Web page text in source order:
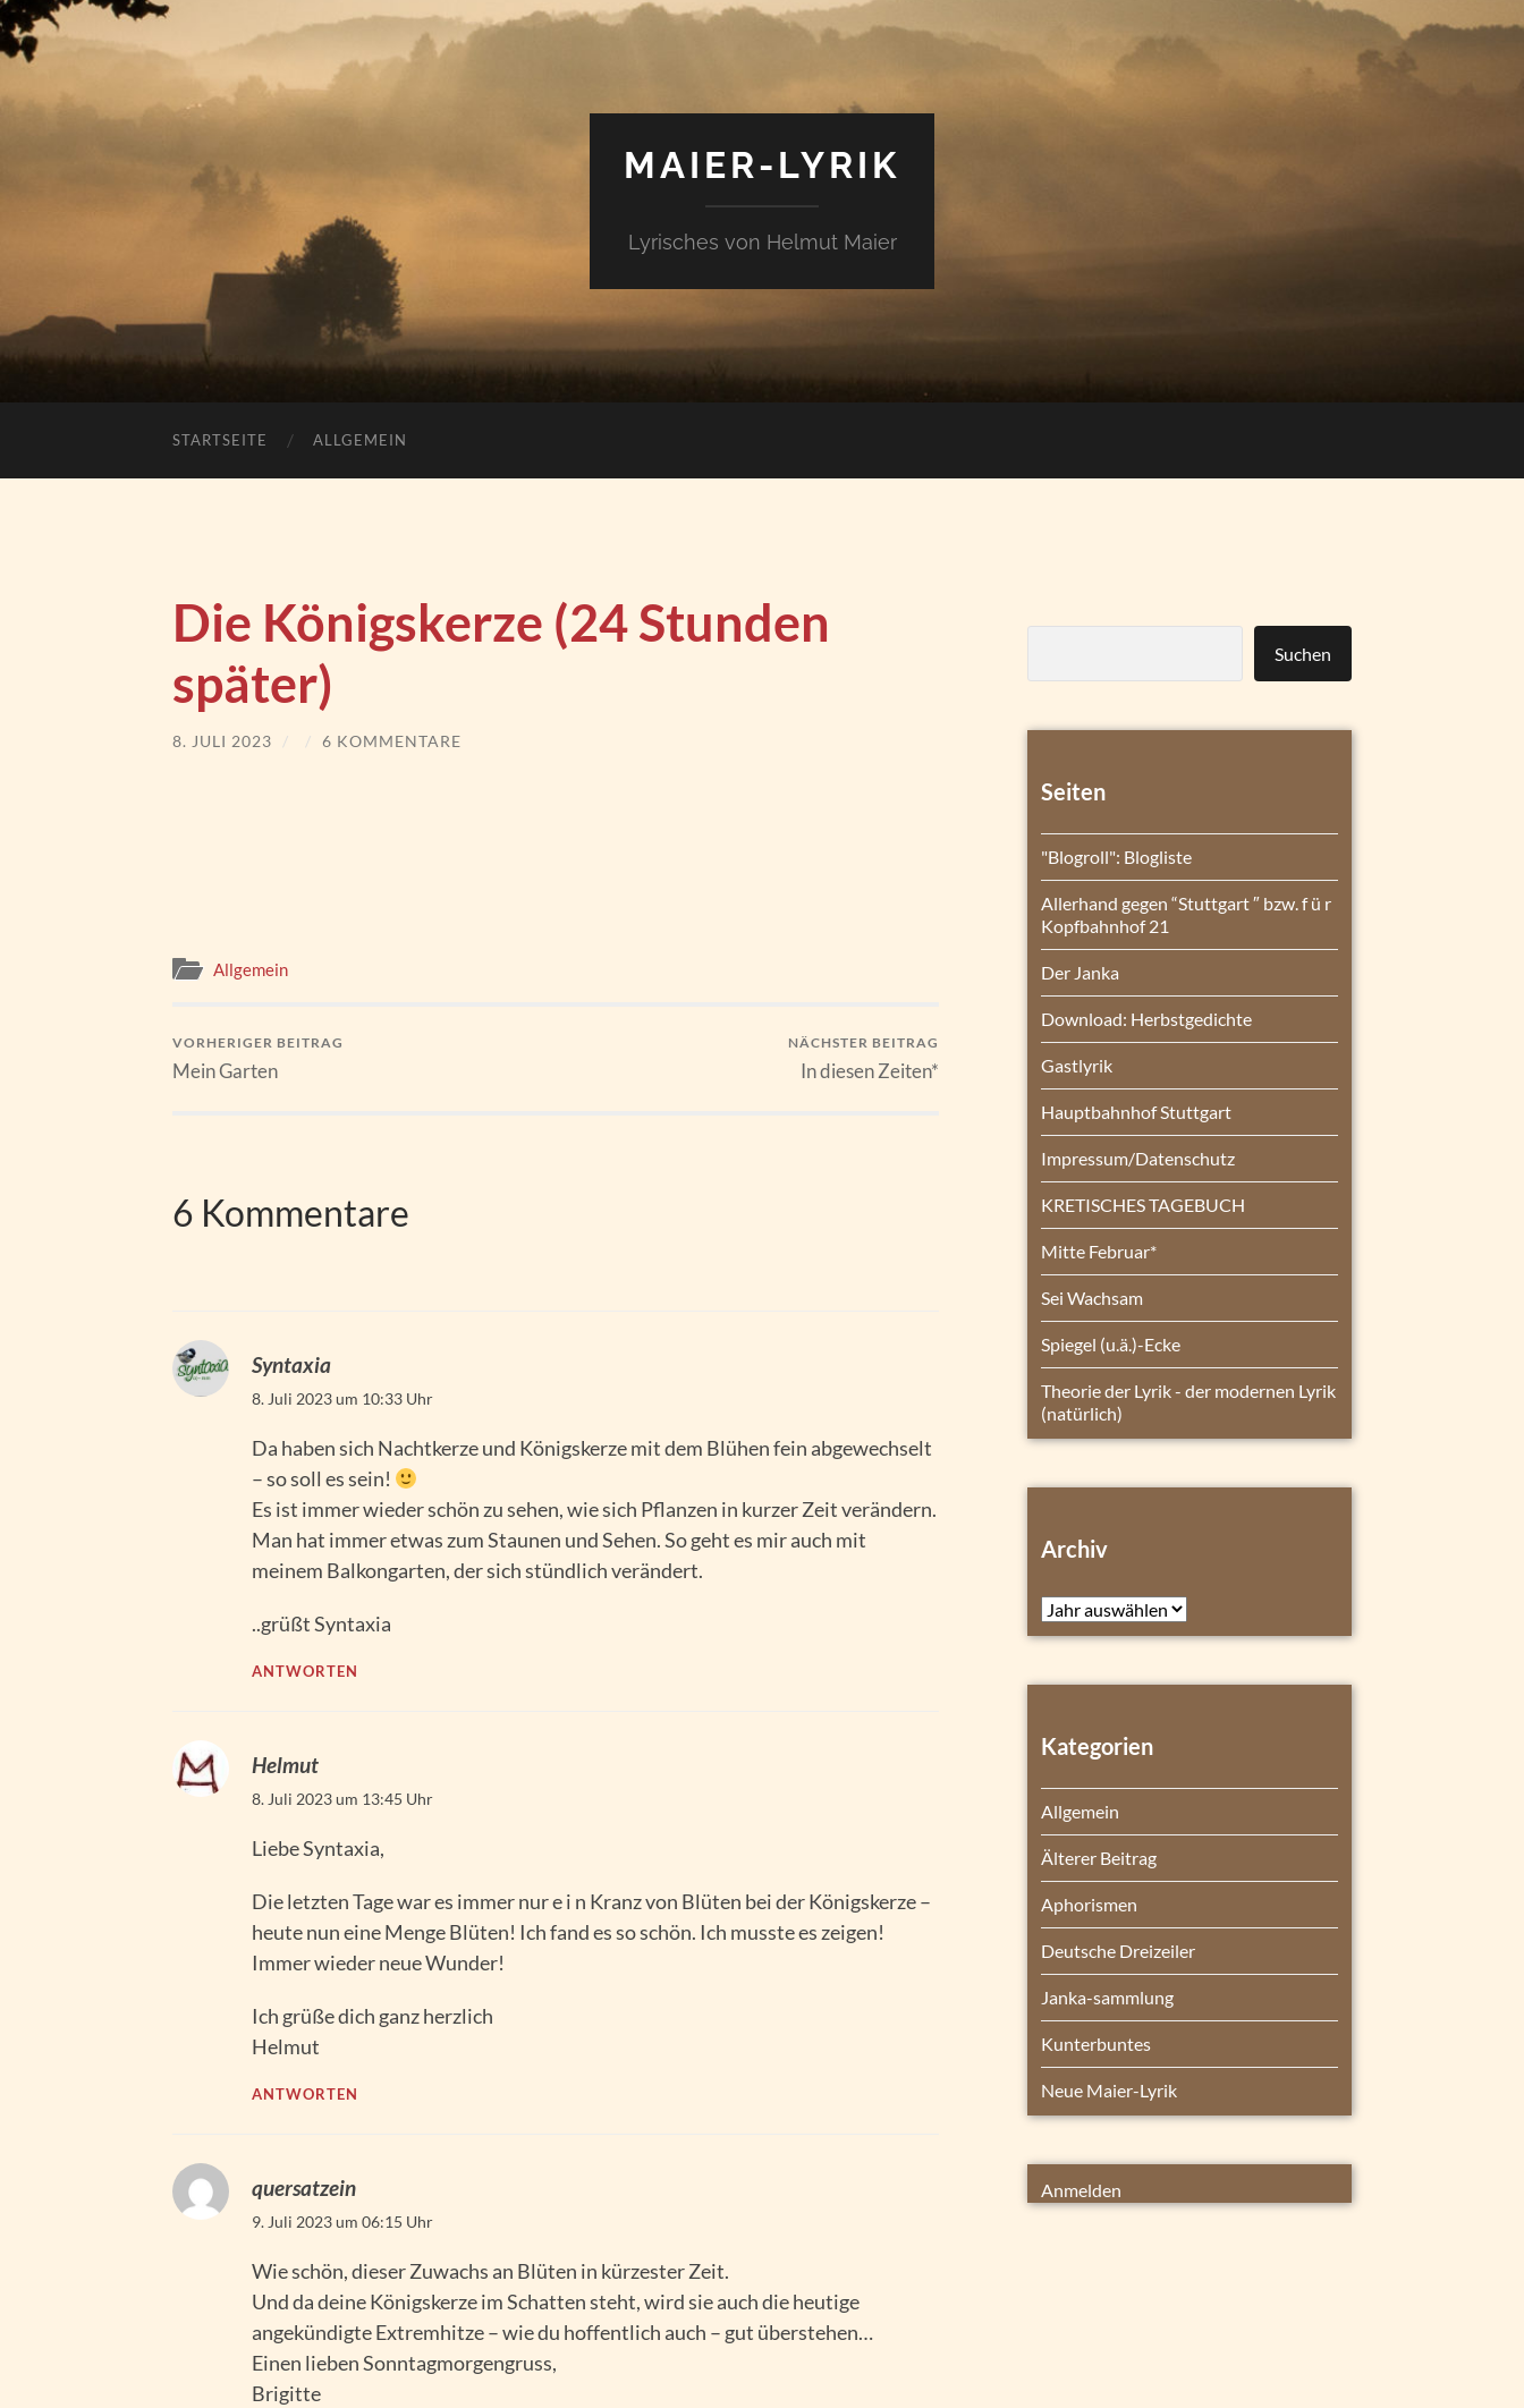
MAIER-LYRIK
Lyrisches von Helmut Maier
STARTSEITE ALLGEMEIN
Die Königskerze (24 Stunden
später)
8. JULI 2023 / / 6 KOMMENTARE
Allgemein
VORHERIGER BEITRAG
Mein Garten
NÄCHSTER BEITRAG
In diesen Zeiten*
6 Kommentare
Syntaxia
8. Juli 2023 um 10:33 Uhr
Da haben sich Nachtkerze und Königskerze mit dem Blühen fein abgewechselt
– so soll es sein!
Es ist immer wieder schön zu sehen, wie sich Pflanzen in kurzer Zeit verändern.
Man hat immer etwas zum Staunen und Sehen. So geht es mir auch mit
meinem Balkongarten, der sich stündlich verändert.
..grüßt Syntaxia
ANTWORTEN
Helmut
8. Juli 2023 um 13:45 Uhr
Liebe Syntaxia,
Die letzten Tage war es immer nur e i n Kranz von Blüten bei der Königskerze –
heute nun eine Menge Blüten! Ich fand es so schön. Ich musste es zeigen!
Immer wieder neue Wunder!
Ich grüße dich ganz herzlich
Helmut
ANTWORTEN
quersatzein
9. Juli 2023 um 06:15 Uhr
Wie schön, dieser Zuwachs an Blüten in kürzester Zeit.
Und da deine Königskerze im Schatten steht, wird sie auch die heutige
angekündigte Extremhitze – wie du hoffentlich auch – gut überstehen…
Einen lieben Sonntagmorgengruss,
Brigitte
Suchen
Seiten
"Blogroll": Blogliste
Allerhand gegen “Stuttgart ″ bzw. f ü r
Kopfbahnhof 21
Der Janka
Download: Herbstgedichte
Gastlyrik
Hauptbahnhof Stuttgart
Impressum/Datenschutz
KRETISCHES TAGEBUCH
Mitte Februar*
Sei Wachsam
Spiegel (u.ä.)-Ecke
Theorie der Lyrik - der modernen Lyrik
(natürlich)
Archiv
Archiv
Kategorien
Allgemein
Älterer Beitrag
Aphorismen
Deutsche Dreizeiler
Janka-sammlung
Kunterbuntes
Neue Maier-Lyrik
Anmelden